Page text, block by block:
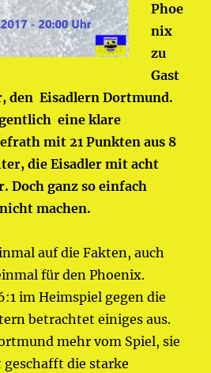
Phoe
nix
zu
Gast
den Eisadlern Dortmund.
eine klare
mit 21 Punkten aus 8
die Eisadler mit acht
Doch ganz so einfach
machen.
auf die Fakten, auch
für den Phoenix.
im Heimspiel gegen die
betrachtet einiges aus.
mehr vom Spiel, sie
die starke